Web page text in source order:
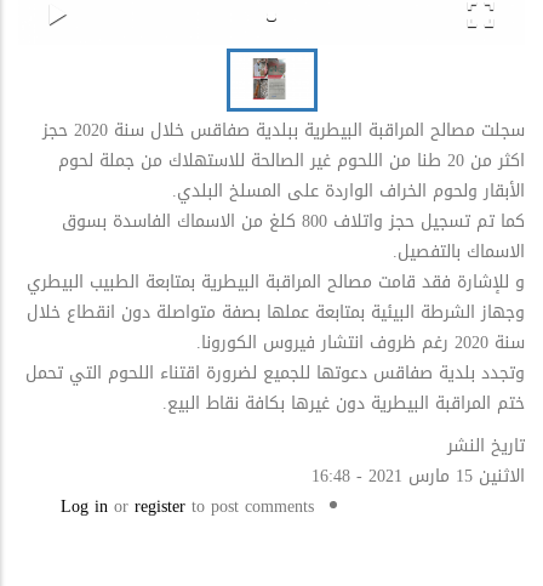
سجلت مصالح المراقبة البيطرية ببلدية صفاقس خلال سنة 2020 حجز
اكثر من 20 طنا من اللحوم غير الصالحة للاستهلاك من جملة لحوم
الأبقار ولحوم الخراف الواردة على المسلخ البلدي.
كما تم تسجيل حجز واتلاف 800 كلغ من الاسماك الفاسدة بسوق
الاسماك بالتفصيل.
و للإشارة فقد قامت مصالح المراقبة البيطرية بمتابعة الطبيب البيطري
وجهاز الشرطة البيئية بمتابعة عملها بصفة متواصلة دون انقطاع خلال
سنة 2020 رغم ظروف انتشار فيروس الكورونا.
وتجدد بلدية صفاقس دعوتها للجميع لضرورة اقتناء اللحوم التي تحمل
ختم المراقبة البيطرية دون غيرها بكافة نقاط البيع.
تاريخ النشر
الاثنين 15 مارس 2021 - 16:48
Log inorregisterto post comments